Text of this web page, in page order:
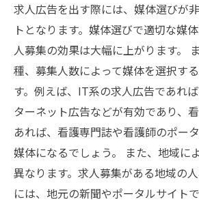
求人広告を出す際には、媒体選びが
トとなります。媒体選びで適切な媒
人募集の効果は大幅に上がります。
種、募集人数によって媒体を選択す
す。例えば、IT系の求人広告であれ
ターネット広告などが有効であり、
あれば、看護専門誌や看護師のポー
媒体になるでしょう。 また、地域に
異なります。求人募集がある地域の
には、地元の新聞やポータルサイト